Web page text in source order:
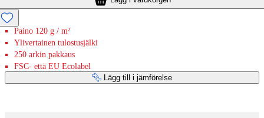
Paino 120 g / m²
Ylivertainen tulostusjälki
250 arkin pakkaus
FSC- että EU Ecolabel
Lägg till i jämförelse